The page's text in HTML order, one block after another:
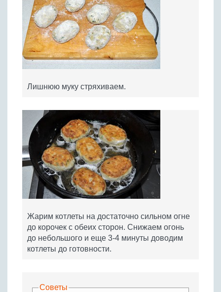
Лишнюю муку стряхиваем.
Жарим котлеты на достаточно сильном огне
до корочек с обеих сторон. Снижаем огонь
до небольшого и еще 3-4 минуты доводим
котлеты до готовности.
Советы